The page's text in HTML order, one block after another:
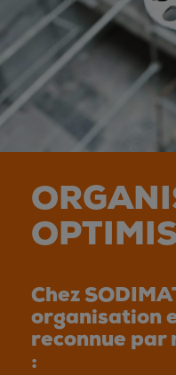
Chez
organisation
reconnue par
: